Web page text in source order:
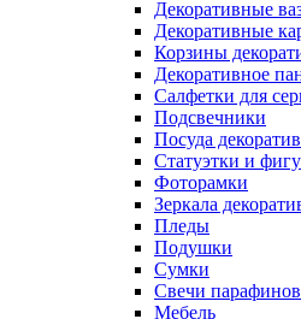
Декоративные
Декоративные
Корзины
Декоративное
Салфетки для
Подсвечники
Посуда
Статуэтки и
Фоторамки
Зеркала
Пледы
Подушки
Сумки
Свечи
Мебель